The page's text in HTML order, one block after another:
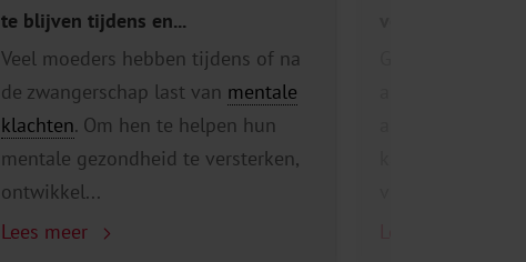
te blijven tijdens en...
Veel moeders hebben tijdens of na
de zwangerschap last van mentale
klachten. Om hen te helpen hun
mentale gezondheid te versterken,
ontwikkel...
Lees meer